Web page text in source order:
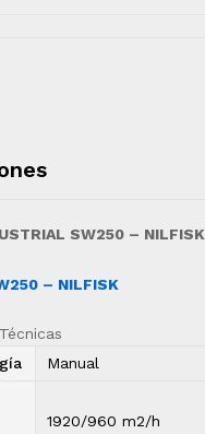
SW250 – NILFISK
– NILFISK
Manual
1920/960 m2/h